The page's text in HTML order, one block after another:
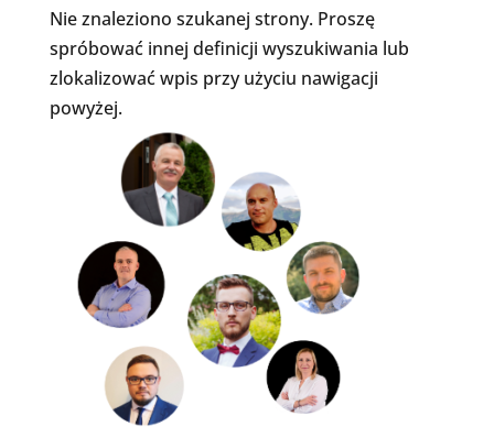
Nie znaleziono szukanej strony. Proszę
spróbować innej definicji wyszukiwania lub
zlokalizować wpis przy użyciu nawigacji
powyżej.